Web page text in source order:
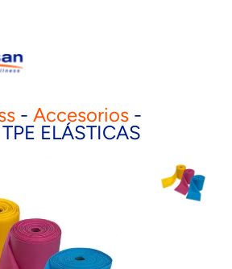
-Accesorios -
ELÁSTICAS